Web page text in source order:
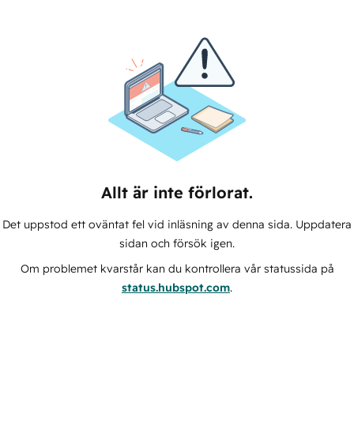
Allt är inte förlorat.
Det uppstod ett oväntat fel vid inläsning av denna sida. Uppdatera
sidan och försök igen.
Om problemet kvarstår kan du kontrollera vår statussida på
status.hubspot.com.